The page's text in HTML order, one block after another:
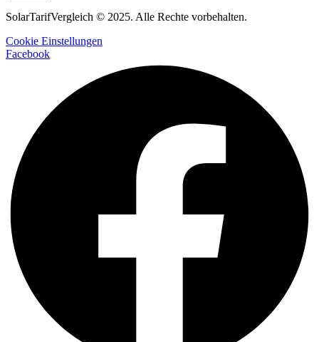
SolarTarifVergleich © 2025. Alle Rechte vorbehalten.
Cookie Einstellungen
Facebook